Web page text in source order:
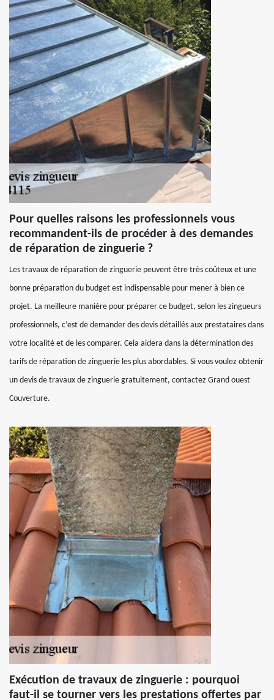
Pour quelles raisons les professionnels vous
recommandent-ils de procéder à des demandes
de réparation de zinguerie ?
Les travaux de réparation de zinguerie peuvent être très coûteux et une
bonne préparation du budget est indispensable pour mener à bien ce
projet. La meilleure manière pour préparer ce budget, selon les zingueurs
professionnels, c’est de demander des devis détaillés aux prestataires dans
votre localité et de les comparer. Cela aidera dans la détermination des
tarifs de réparation de zinguerie les plus abordables. Si vous voulez obtenir
un devis de travaux de zinguerie gratuitement, contactez Grand ouest
Couverture.
Exécution de travaux de zinguerie : pourquoi
faut-il se tourner vers les prestations offertes par